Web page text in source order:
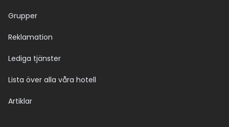
Grupper
Reklamation
Lediga tjänster
Lista över alla våra hotell
Artiklar